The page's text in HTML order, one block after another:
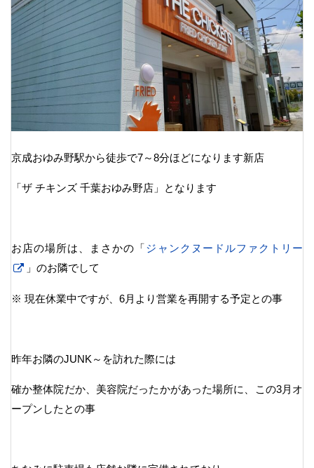
京成おゆみ野駅から徒歩で7～8分ほどになります新店
「ザ チキンズ 千葉おゆみ野店」となります
お店の場所は、まさかの「ジャンクヌードルファクトリー
」のお隣でして
※ 現在休業中ですが、6月より営業を再開する予定との事
昨年お隣のJUNK～を訪れた際には
確か整体院だか、美容院だったかがあった場所に、この3月オ
ープンしたとの事